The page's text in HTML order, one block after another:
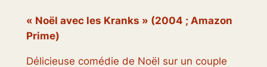
« Noël avec les Kranks » (2004 ; Amazon
Prime)
Délicieuse comédie de Noël sur un couple